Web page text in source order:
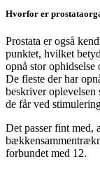
Hvorfor er
Prostata er også
punktet, hvilket
opnå stor ophidselse
De fleste der har
beskriver oplevelsen
de får ved
Det passer fint med,
forbundet med 12.